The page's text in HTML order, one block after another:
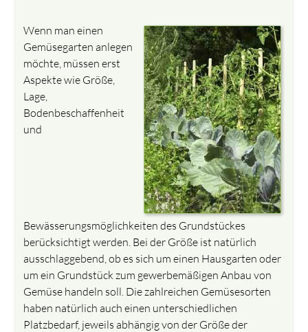
Wenn man einen
Gemüsegarten anlegen
möchte, müssen erst
Aspekte wie Größe,
Lage,
Bodenbeschaffenheit
und
Bewässerungsmöglichkeiten des Grundstückes
berücksichtigt werden. Bei der Größe ist natürlich
ausschlaggebend, ob es sich um einen Hausgarten oder
um ein Grundstück zum gewerbemäßigen Anbau von
Gemüse handeln soll. Die zahlreichen Gemüsesorten
haben natürlich auch einen unterschiedlichen
Platzbedarf, jeweils abhängig von der Größe der